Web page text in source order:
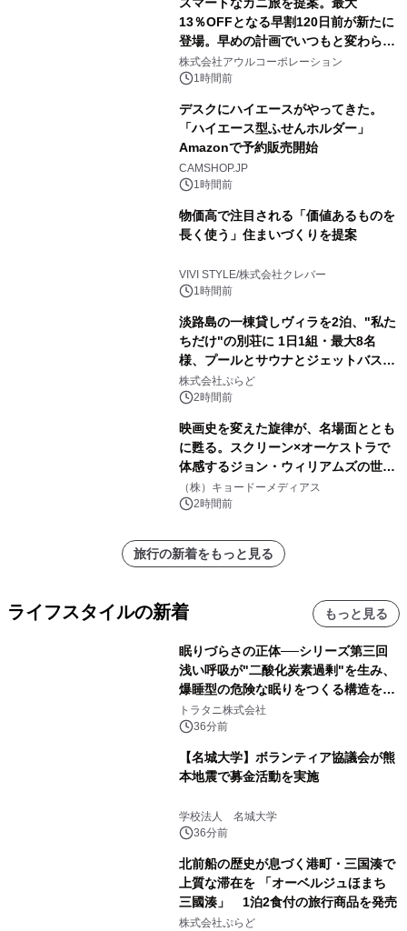
13％OFFとなる早割120日前が新たに
登場。早めの計画でいつもと変わらぬ
大人の冬旅を。ー夕日ヶ浦温泉「佳松
苑 別邸ふうか」ー
株式会社アウルコーポレーション
1時間前
デスクにハイエースがやってきた。
「ハイエース型ふせんホルダー」
Amazonで予約販売開始
CAMSHOP.JP
1時間前
物価高で注目される「価値あるものを
長く使う」住まいづくりを提案
VIVI STYLE/株式会社クレバー
1時間前
淡路島の一棟貸しヴィラを2泊、"私た
ちだけ"の別荘に 1日1組・最大8名
様、プールとサウナとジェットバス付
きで Villa Mon Temps AWAJIの連泊
素泊りプラン
株式会社ぷらど
2時間前
映画史を変えた旋律が、名場面ととも
に甦る。スクリーン×オーケストラで
体感するジョン・ウィリアムズの世
界。ジョン・ウィリアムズ：シネマ・
スペクタキュラー・コンサート 開催決
（株）キョードーメディアス
2時間前
旅行の新着をもっと見る
ライフスタイルの新着 もっと見る
眠りづらさの正体──シリーズ第三回
浅い呼吸が"二酸化炭素過剰"を生み、
爆睡型の危険な眠りをつくる構造を解
説
トラタニ株式会社
36分前
【名城大学】ボランティア協議会が熊
本地震で募金活動を実施
学校法人 名城大学
36分前
北前船の歴史が息づく港町・三国湊で
上質な滞在を 「オーベルジュほまち
三國湊」 1泊2食付の旅行商品を発売
株式会社ぷらど